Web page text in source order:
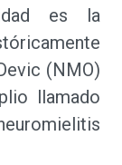
es la
(NMO)
llamado